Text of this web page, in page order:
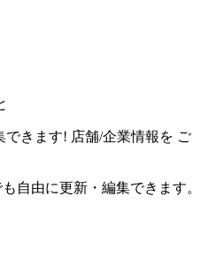
できます! 店舗/企業情報を ご
自由に更新・編集できます。